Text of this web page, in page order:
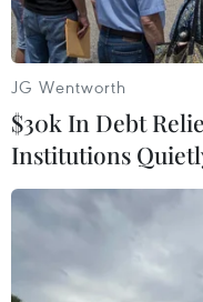
JG Wentworth
$30k In Debt
Institutions